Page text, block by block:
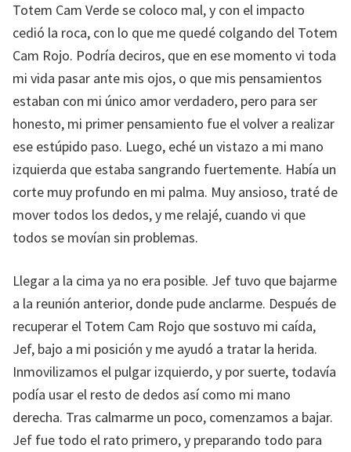
Totem Cam Verde se coloco mal, y con el impacto
cedió la roca, con lo que me quedé colgando del Totem
Cam Rojo. Podría deciros, que en ese momento vi toda
mi vida pasar ante mis ojos, o que mis pensamientos
estaban con mi único amor verdadero, pero para ser
honesto, mi primer pensamiento fue el volver a realizar
ese estúpido paso. Luego, eché un vistazo a mi mano
izquierda que estaba sangrando fuertemente. Había un
corte muy profundo en mi palma. Muy ansioso, traté de
mover todos los dedos, y me relajé, cuando vi que
todos se movían sin problemas.
Llegar a la cima ya no era posible. Jef tuvo que bajarme
a la reunión anterior, donde pude anclarme. Después de
recuperar el Totem Cam Rojo que sostuvo mi caída,
Jef, bajo a mi posición y me ayudó a tratar la herida.
Inmovilizamos el pulgar izquierdo, y por suerte, todavía
podía usar el resto de dedos así como mi mano
derecha. Tras calmarme un poco, comenzamos a bajar.
Jef fue todo el rato primero, y preparando todo para